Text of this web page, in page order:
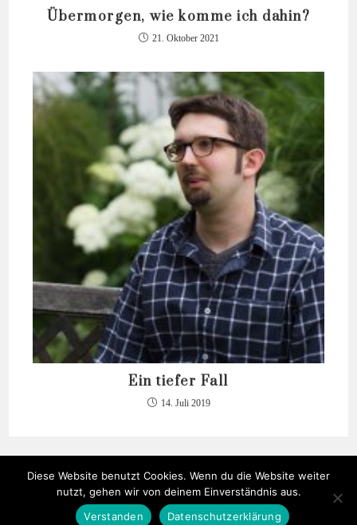
Übermorgen, wie komme ich dahin?
21. Oktober 2021
Ein tiefer Fall
14. Juli 2019
Diese Website benutzt Cookies. Wenn du die Website weiter
nutzt, gehen wir von deinem Einverständnis aus.
Verstanden
Datenschutzerklärung